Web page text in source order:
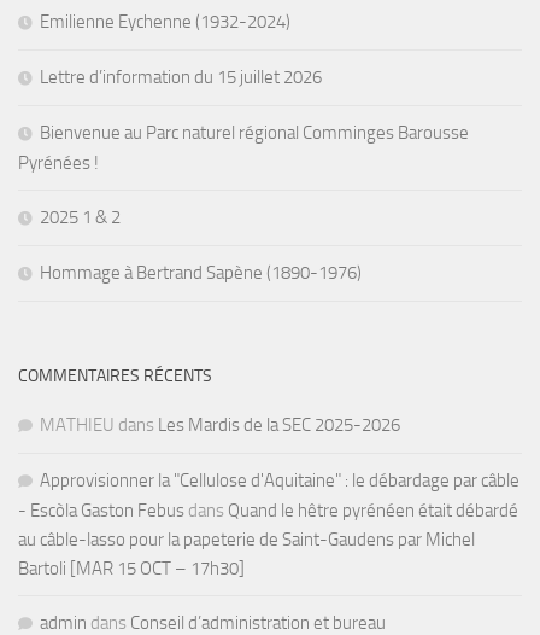
Emilienne Eychenne (1932-2024)
Lettre d’information du 15 juillet 2026
Bienvenue au Parc naturel régional Comminges Barousse
Pyrénées !
2025 1 & 2
Hommage à Bertrand Sapène (1890-1976)
COMMENTAIRES RÉCENTS
MATHIEU dans Les Mardis de la SEC 2025-2026
Approvisionner la "Cellulose d'Aquitaine" : le débardage par câble
- Escòla Gaston Febus dans Quand le hêtre pyrénéen était débardé
au câble-lasso pour la papeterie de Saint-Gaudens par Michel
Bartoli [MAR 15 OCT – 17h30]
admin dans Conseil d’administration et bureau